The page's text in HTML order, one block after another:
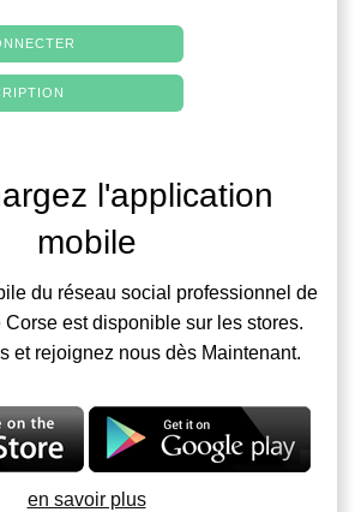
l'application
mobile
du réseau social professionnel de
Corse est disponible sur les stores.
et rejoignez nous dès Maintenant.
en savoir plus